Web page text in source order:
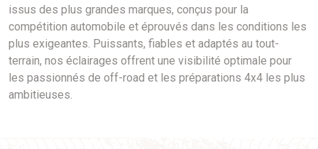
issus des plus grandes marques, conçus pour la
compétition automobile et éprouvés dans les conditions les
plus exigeantes. Puissants, fiables et adaptés au tout-
terrain, nos éclairages offrent une visibilité optimale pour
les passionnés de off-road et les préparations 4x4 les plus
ambitieuses.